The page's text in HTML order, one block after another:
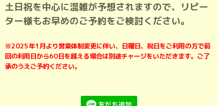
土日祝を中心に混雑が予想されますので、リピー
ター様もお早めのご予約をご検討ください。
※2025年1月より営業体制変更に伴い、 日曜日、祝日をご利用の方で前
回の利用日から60日を越える場合は別途チャージをいただきます。ご了
承のうえご予約ください。